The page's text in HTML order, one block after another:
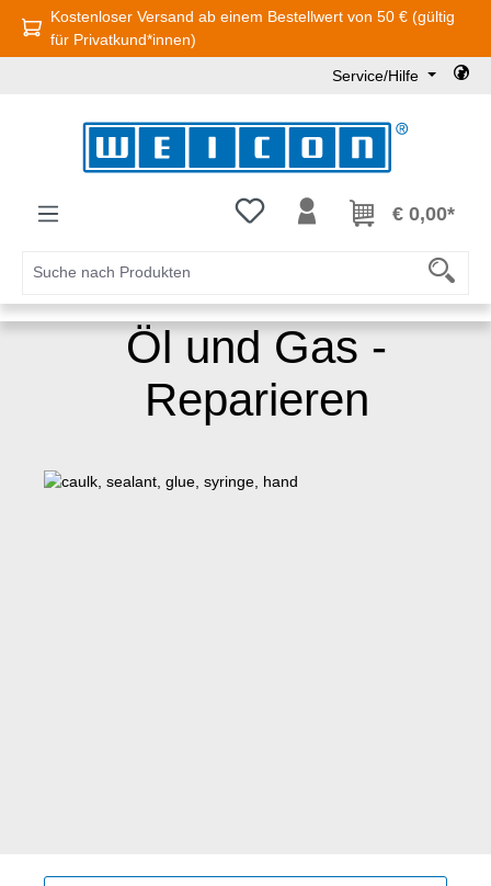
Zum Hauptinhalt springen
Kostenloser Versand ab einem Bestellwert von 50 € (gültig
für Privatkund*innen)
Service/Hilfe
Du hast 0 Produkte auf dem
€ 0,00*
Öl und Gas -
Reparieren